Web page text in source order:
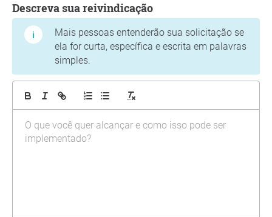
Descreva sua reivindicação
Mais pessoas entenderão sua solicitação se
ela for curta, específica e escrita em palavras
simples.